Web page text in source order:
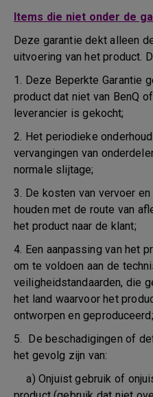
Items die niet onder de
Deze garantie dekt alleen
uitvoering van het product.
1. Deze Beperkte Garantie
product dat niet van BenQ
leverancier is gekocht;
2. Het periodieke
vervangingen van
normale slijtage;
3. De kosten van vervoer
houden met de route van
het product naar de klant;
4. Een aanpassing van het
om te voldoen aan de
veiligheidstandaarden, die
het land waarvoor het
ontworpen en geproduceerd;
5. De beschadigingen of
het gevolg zijn van:
a) Onjuist gebruik of